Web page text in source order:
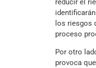
reducir el
los riesgos
proceso
Por otro
provoca